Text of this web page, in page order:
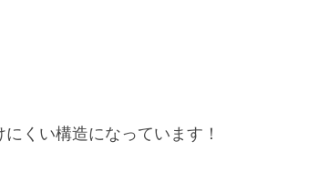
くい構造になっています！